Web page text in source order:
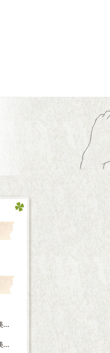
摂津市JR千里丘駅の近くの美容室airfeel千里丘店♪
摂津市JR千里丘駅の近くの美容室airfeel千里丘店！！！